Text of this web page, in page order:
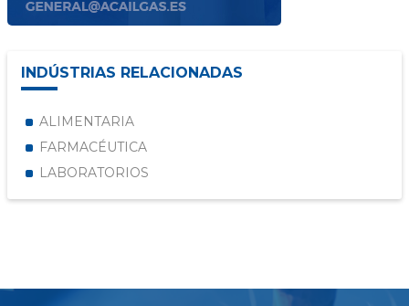
INDÚSTRIAS RELACIONADAS
ALIMENTARIA
FARMACÉUTICA
LABORATORIOS